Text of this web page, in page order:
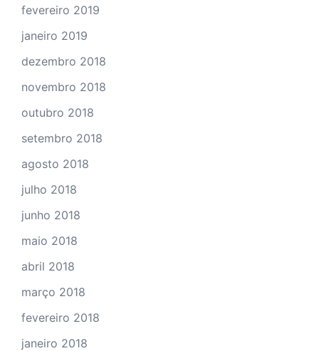
fevereiro 2019
janeiro 2019
dezembro 2018
novembro 2018
outubro 2018
setembro 2018
agosto 2018
julho 2018
junho 2018
maio 2018
abril 2018
março 2018
fevereiro 2018
janeiro 2018